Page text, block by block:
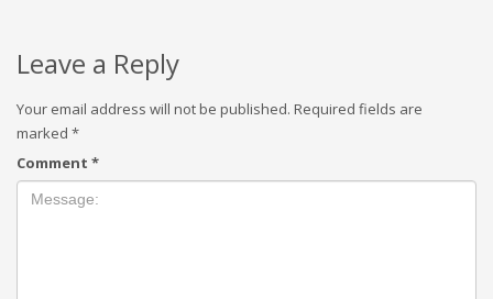
Leave a Reply
Your email address will not be published. Required fields are
marked *
Comment *